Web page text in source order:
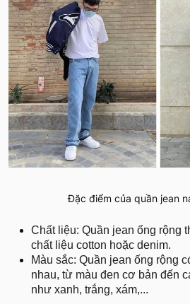
Đặc điểm của quần jean
Chất liệu: Quần jean ống rộng
chất liệu cotton hoặc denim.
Màu sắc: Quần jean ống rộng
nhau, từ màu đen cơ bản đến
như xanh, trắng, xám,...